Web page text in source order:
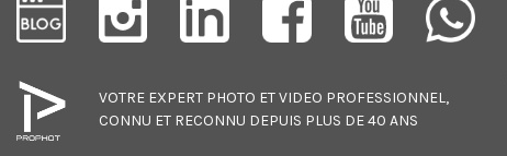
VOTRE EXPERT PHOTO ETVIDEO PROFESSIONNEL,
CONNU ET RECONNU DEPUIS PLUS DE 40 ANS
Consultez notre politique de
confidentialité.